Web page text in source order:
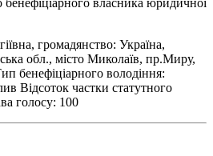
громадянство: Україна,
обл., місто Миколаїв, пр.Миру,
бенефіціарного володіння:
Відсоток частки статутного
голосу: 100